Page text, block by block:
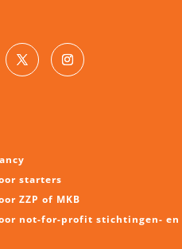
starters
ZZP of MKB
not-for-profit stichtingen- en